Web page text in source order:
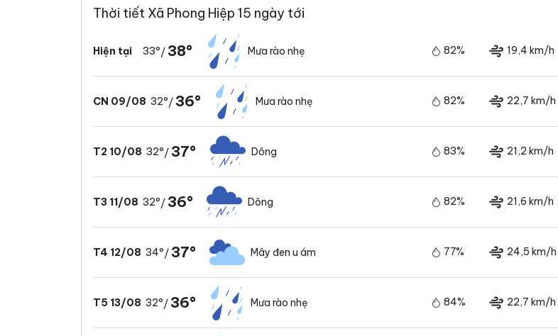
Thời tiết Xã Phong Hiệp 15 ngày tới
Hiện tại 33°/38° Mưa rào nhẹ 82% 19,4 km/h
CN 09/08 32°/36° Mưa rào nhẹ 82% 22,7 km/h
T2 10/08 32°/37° Dông 83% 21,2 km/h
T3 11/08 32°/36° Dông 82% 21,6 km/h
T4 12/08 34°/37° Mây đen u ám 77% 24,5 km/h
T5 13/08 32°/36° Mưa rào nhẹ 84% 22,7 km/h